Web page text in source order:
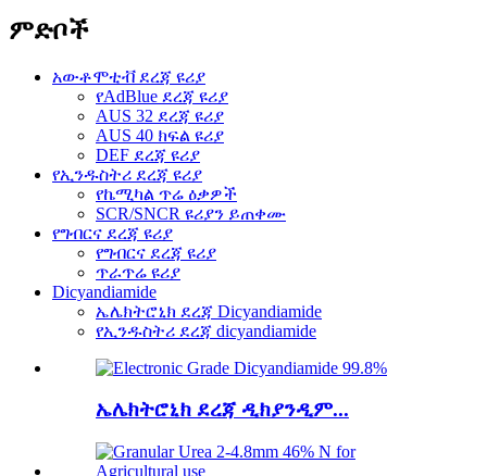
ምድቦች
አውቶሞቲቭ ደረጃ ዩሪያ
የAdBlue ደረጃ ዩሪያ
AUS 32 ደረጃ ዩሪያ
AUS 40 ክፍል ዩሪያ
DEF ደረጃ ዩሪያ
የኢንዱስትሪ ደረጃ ዩሪያ
የኬሚካል ጥሬ ዕቃዎች
SCR/SNCR ዩሪያን ይጠቀሙ
የግብርና ደረጃ ዩሪያ
የግብርና ደረጃ ዩሪያ
ጥራጥሬ ዩሪያ
Dicyandiamide
ኤሌክትሮኒክ ደረጃ Dicyandiamide
የኢንዱስትሪ ደረጃ dicyandiamide
ኤሌክትሮኒክ ደረጃ ዲክያንዲም...